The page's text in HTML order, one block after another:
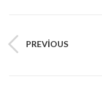
PREVIOUS